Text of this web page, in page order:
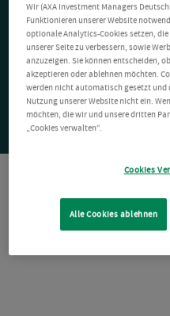
Wir (AXA Investment Managers
Funktionieren unserer Website
optionale Analytics-Cookies setzen,
unserer Seite zu verbessern, sowie
anzuzeigen. Sie können entscheiden,
akzeptieren oder ablehnen möchten.
werden nicht automatisch gesetzt und
Nutzung unserer Website nicht ein.
möchten, die wir und unsere dritten
„Cookies verwalten“.
Cookies
Alle Cookies ablehnen